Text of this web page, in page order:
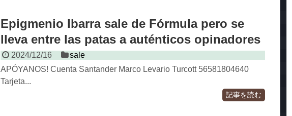
Epigmenio Ibarra sale de Fórmula pero se
lleva entre las patas a auténticos opinadores
2024/12/16
sale
APÓYANOS! Cuenta Santander Marco Levario Turcott 56581804640
Tarjeta...
記事を読む